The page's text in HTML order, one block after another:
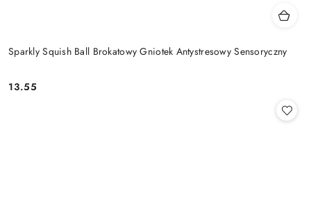
Sparkly Squish Ball Brokatowy Gniotek Antystresowy Sensoryczny
Cena:
13.55